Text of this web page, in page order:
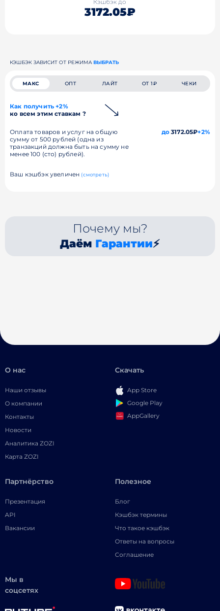
Кэшбэк до
3172.05₽
КЭШБЭК ЗАВИСИТ ОТ РЕЖИМА ВЫБРАТЬ
МАКС ОПТ ЛАЙТ ОТ 1₽ ЧЕКИ
Как получить +2%
ко всем этим ставкам ?
Оплата товаров и услуг на общую
сумму от 500 рублей (одна из
транзакций должна быть на сумму не
менее 100 (сто) рублей).
до3172.05₽+2%
Ваш кэшбэк увеличен (смотреть)
Почему мы?
Даём Гарантии⚡
О нас
Наши отзывы
О компании
Контакты
Новости
Аналитика ZOZI
Карта ZOZI
Скачать
App Store
Google Play
AppGallery
Партнёрство
Презентация
API
Вакансии
Полезное
Блог
Кэшбэк термины
Что такое кэшбэк
Ответы на вопросы
Соглашение
Мы в
соцсетях